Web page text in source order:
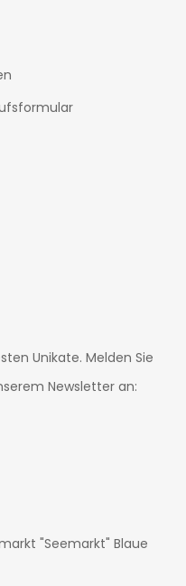
Unikate. Melden Sie
Newsletter an:
"Seemarkt" Blaue